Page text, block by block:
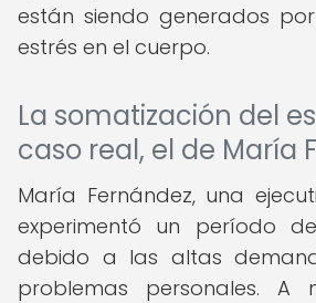
están siendo generados
estrés en el cuerpo.
La somatización del
caso real, el de María
María Fernández, una
experimentó un período
debido a las altas
problemas personales. A